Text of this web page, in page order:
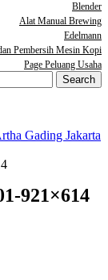
Blender
Alat Manual Brewing
Edelmann
Pembersih Mesin Kopi
Page Peluang Usaha
Gading Jakarta
921×614